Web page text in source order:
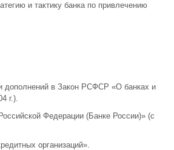
и тактику банка по привлечению
дополнений в Закон РСФСР «О банках и
г.).
Федерации (Банке России)» (с
организаций».